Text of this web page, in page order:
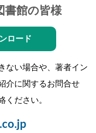
書館の皆様
ロード
ない場合や、著者イン
介に関するお問合せ
ください。